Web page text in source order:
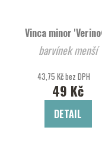
Vinca minor
barvínek menší
43,75 Kč bez DPH
49 Kč
DETAIL